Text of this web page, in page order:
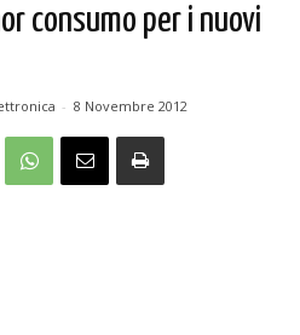
consumo per i nuovi
- 8 Novembre 2012